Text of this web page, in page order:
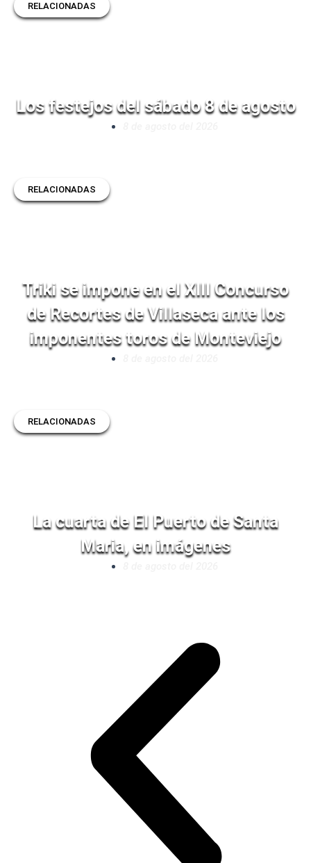
RELACIONADAS
Los festejos del sábado 8 de agosto
RELACIONADAS
Triki se impone en el XIII Concurso
de Recortes de Villaseca ante los
imponentes toros de Monteviejo
RELACIONADAS
La cuarta de El Puerto de Santa
Maria, en imágenes